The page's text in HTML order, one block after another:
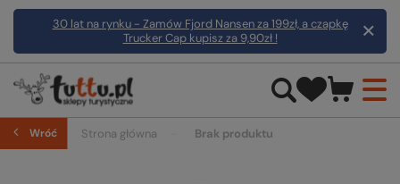
30 lat na rynku - Zamów Fjord Nansen za 199zł, a czapkę
Trucker Cap kupisz za 9,90zł !
Wróć Strona główna Brak produktu